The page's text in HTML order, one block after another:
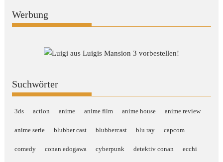
Werbung
Suchwörter
3ds action anime anime film anime house anime review
anime serie blubber cast blubbercast blu ray capcom
comedy conan edogawa cyberpunk detektiv conan ecchi